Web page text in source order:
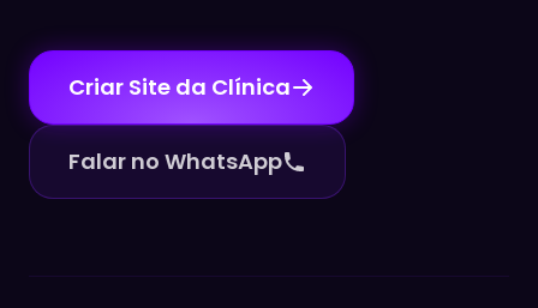
Criar Site da Clínica
Falar no WhatsApp